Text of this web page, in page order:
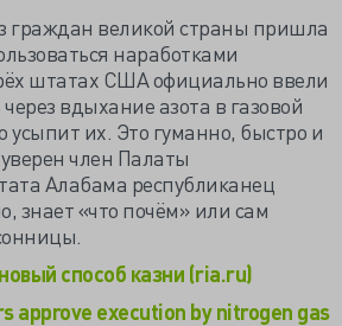
граждан великой страны пришла
наработками
штатах США официально ввели
вдыхание азота в газовой
усыпит их. Это гуманно, быстро и
член Палаты
Алабама республиканец
«что почём» или сам
способ казни (ria.ru)
approve execution by nitrogen gas